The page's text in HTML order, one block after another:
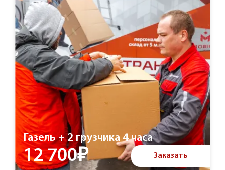
Газель + 2 грузчика 4 часа
12 700₽ Заказать